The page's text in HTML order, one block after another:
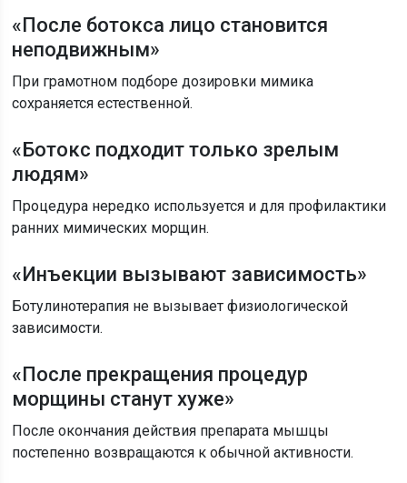
«После ботокса лицо становится
неподвижным»
При грамотном подборе дозировки мимика
сохраняется естественной.
«Ботокс подходит только зрелым
людям»
Процедура нередко используется и для профилактики
ранних мимических морщин.
«Инъекции вызывают зависимость»
Ботулинотерапия не вызывает физиологической
зависимости.
«После прекращения процедур
морщины станут хуже»
После окончания действия препарата мышцы
постепенно возвращаются к обычной активности.